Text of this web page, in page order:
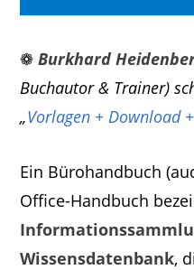
❁ Burkhard
Buchautor & Trainer)
„Vorlagen + Download
Ein Bürohandbuch
Office-Handbuch
Wissensdatenbank,